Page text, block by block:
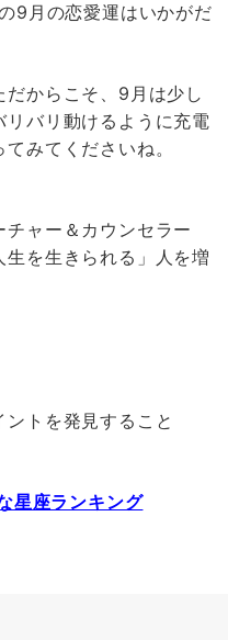
9月の恋愛運はいかがだ
からこそ、9月は少し
バリ動けるように充電
みてくださいね。
ャー＆カウンセラー
を生きられる」人を増
トを発見すること
星座ランキング